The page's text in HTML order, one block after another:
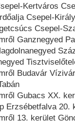
Kertváros
Csepel-
Csepel-
Ganznegyed
Budavár
Gubacs XX.
Erzsébetfalva 20.
13. kerület